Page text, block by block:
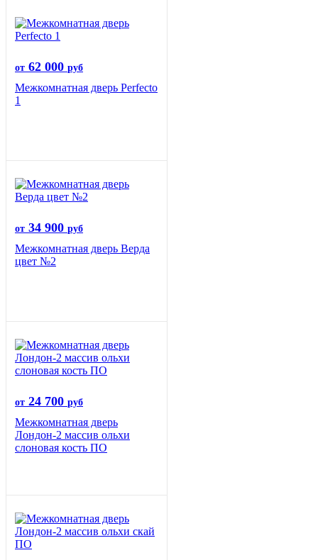
от 62 000 руб
Межкомнатная дверь Perfecto
1
от 34 900 руб
Межкомнатная дверь Верда
цвет №2
от 24 700 руб
Межкомнатная дверь
Лондон-2 массив ольхи
слоновая кость ПО